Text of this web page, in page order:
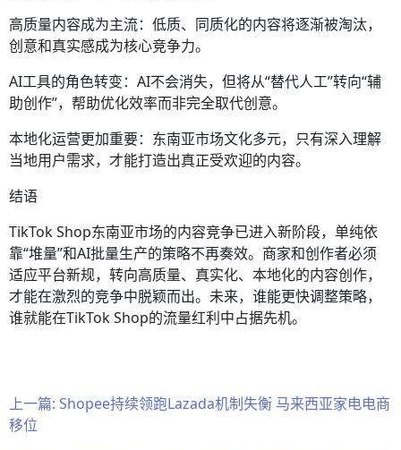
高质量内容成为主流：低质、同质化的内容将逐渐被淘汰，
创意和真实感成为核心竞争力。
AI工具的角色转变：AI不会消失，但将从“替代人工”转向“辅
助创作”，帮助优化效率而非完全取代创意。
本地化运营更加重要：东南亚市场文化多元，只有深入理解
当地用户需求，才能打造出真正受欢迎的内容。
结语
TikTok Shop东南亚市场的内容竞争已进入新阶段，单纯依
靠“堆量”和AI批量生产的策略不再奏效。商家和创作者必须
适应平台新规，转向高质量、真实化、本地化的内容创作，
才能在激烈的竞争中脱颖而出。未来，谁能更快调整策略，
谁就能在TikTok Shop的流量红利中占据先机。
上一篇: Shopee持续领跑Lazada机制失衡 马来西亚家电电商
移位